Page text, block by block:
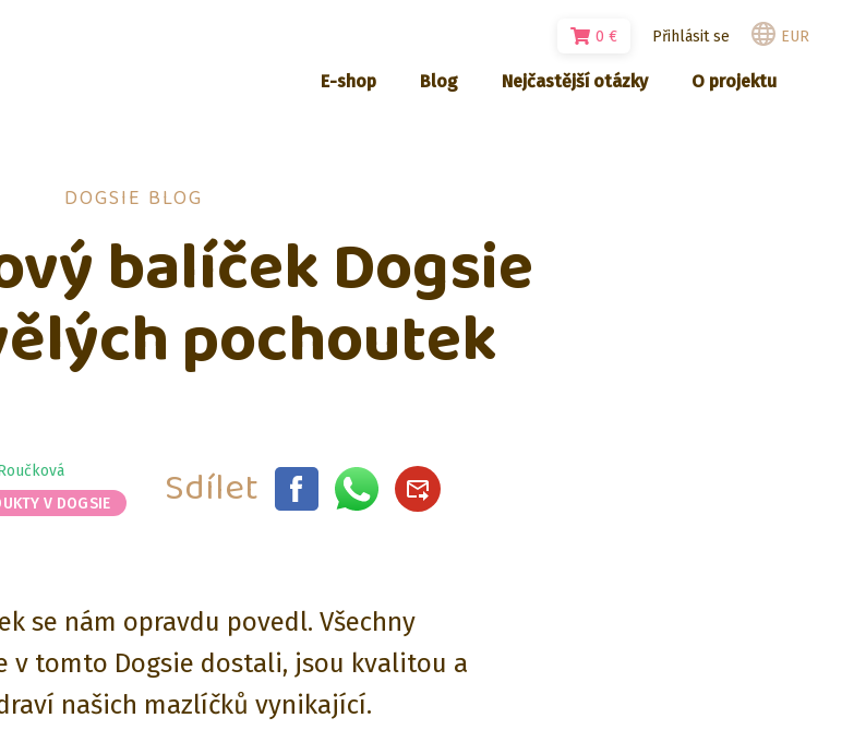
E-shop Blog Nejčastější otázky O projektu
0 € Přihlásit se EUR
DOGSIE BLOG
balíček Dogsie
pochoutek
V DOGSIE
Sdílet
se nám opravdu povedl. Všechny
v tomto Dogsie dostali, jsou kvalitou a
našich mazlíčků vynikající.